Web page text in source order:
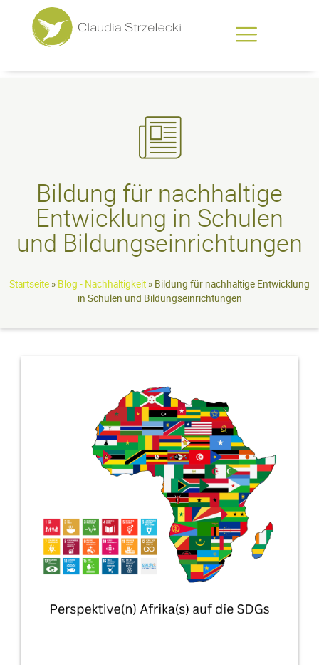
Bildung für nachhaltige
Entwicklung in Schulen
und Bildungseinrichtungen
Startseite » Blog - Nachhaltigkeit » Bildung für nachhaltige Entwicklung
in Schulen und Bildungseinrichtungen